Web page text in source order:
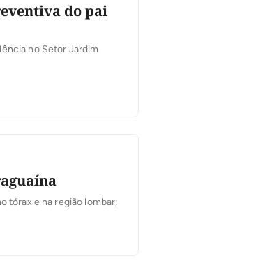
do pai
no Setor Jardim
tórax e na região lombar;